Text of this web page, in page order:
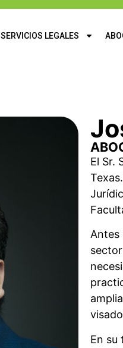
SERVICIOS LEGALES
El Sr.
Antes
En su